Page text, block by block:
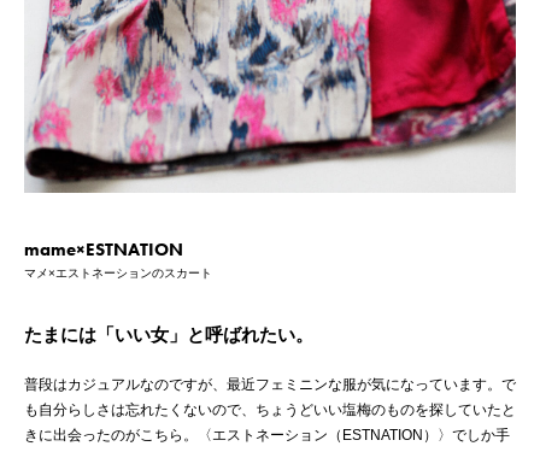
mame×ESTNATION
マメ×エストネーションのスカート
たまには「いい女」と呼ばれたい。
普段はカジュアルなのですが、最近フェミニンな服が気になっています。で
も自分らしさは忘れたくないので、ちょうどいい塩梅のものを探していたと
きに出会ったのがこちら。〈エストネーション（ESTNATION）〉でしか手